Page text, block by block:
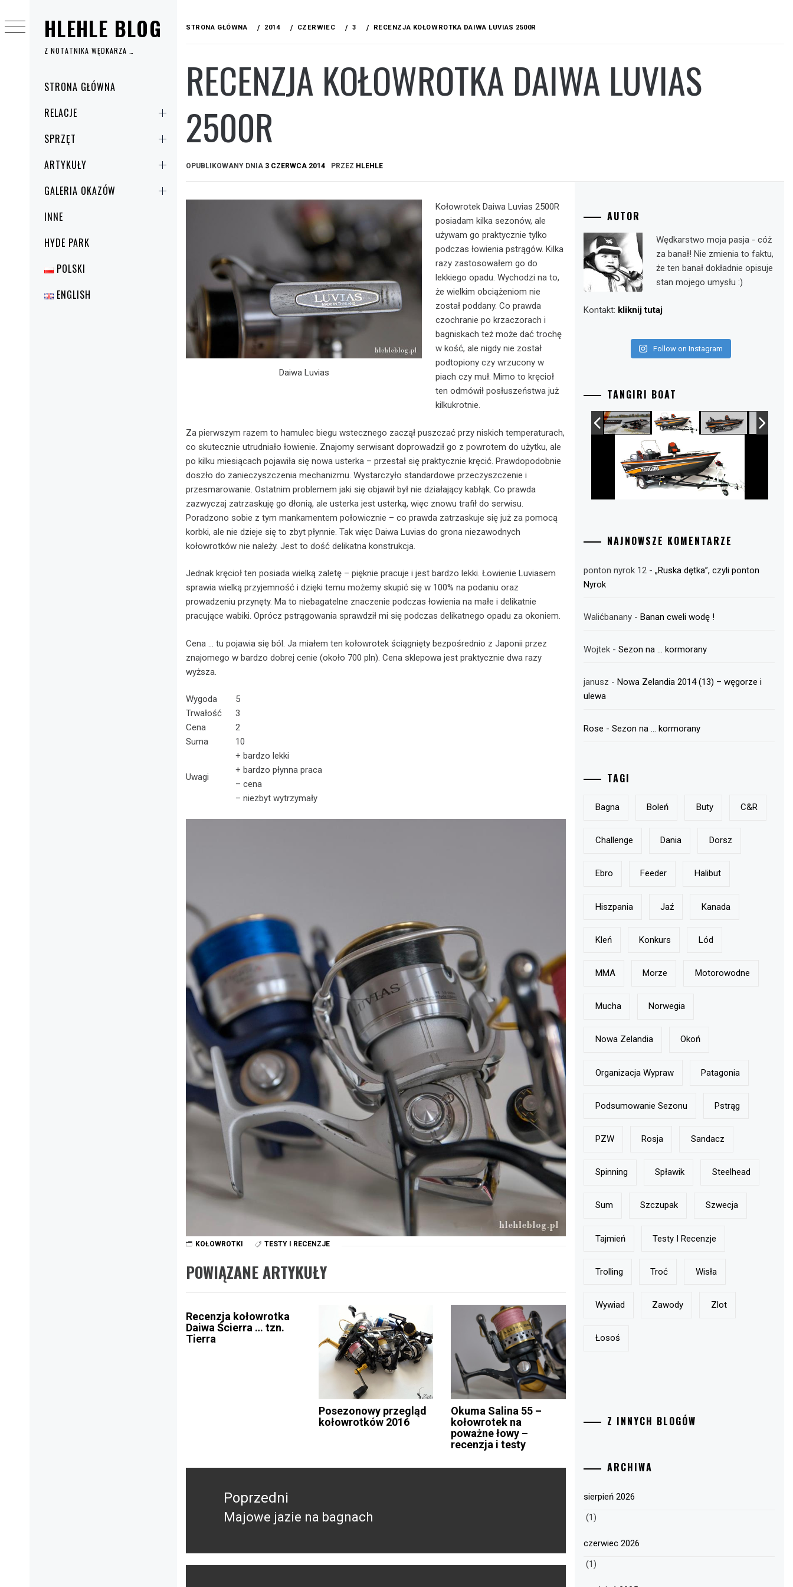
HLEHLE BLOG
Z NOTATNIKA WĘDKARZA …
główneSTRONA GŁÓWNA
RELACJE
SPRZĘT
ARTYKUŁY
GALERIA OKAZÓW
INNE
HYDE PARK
POLSKI
ENGLISH
do
treści
STRONA GŁÓWNA 2014 CZERWIEC 3 RECENZJA KOŁOWROTKA DAIWA LUVIAS 2500R
RECENZJA KOŁOWROTKA DAIWA LUVIAS
2500R
OPUBLIKOWANY DNIA 3 CZERWCA 2014 PRZEZ HLEHLE
Daiwa Luvias
Kołowrotek Daiwa Luvias 2500R
posiadam kilka sezonów, ale
używam go praktycznie tylko
podczas łowienia pstrągów. Kilka
razy zastosowałem go do
lekkiego opadu. Wychodzi na to,
że wielkim obciążeniom nie
został poddany. Co prawda
czochranie po krzaczorach i
bagniskach też może dać trochę
w kość, ale nigdy nie został
podtopiony czy wrzucony w
piach czy muł. Mimo to kręcioł
ten odmówił posłuszeństwa już
kilkukrotnie.
Za pierwszym razem to hamulec biegu wstecznego zaczął puszczać przy niskich temperaturach,
co skutecznie utrudniało łowienie. Znajomy serwisant doprowadził go z powrotem do użytku, ale
po kilku miesiącach pojawiła się nowa usterka – przestał się praktycznie kręcić. Prawdopodobnie
doszło do zanieczyszczenia mechanizmu. Wystarczyło standardowe przeczyszczenie i
przesmarowanie. Ostatnim problemem jaki się objawił był nie działający kabłąk. Co prawda
zazwyczaj zatrzaskuję go dłonią, ale usterka jest usterką, więc znowu trafił do serwisu.
Poradzono sobie z tym mankamentem połowicznie – co prawda zatrzaskuje się już za pomocą
korbki, ale nie dzieje się to zbyt płynnie. Tak więc Daiwa Luvias do grona niezawodnych
kołowrotków nie należy. Jest to dość delikatna konstrukcja.
Jednak kręcioł ten posiada wielką zaletę – pięknie pracuje i jest bardzo lekki. Łowienie Luviasem
sprawia wielką przyjemność i dzięki temu możemy skupić się w 100% na podaniu oraz
prowadzeniu przynęty. Ma to niebagatelne znaczenie podczas łowienia na małe i delikatnie
pracujące wabiki. Oprócz pstrągowania sprawdził mi się podczas delikatnego opadu za okoniem.
Cena … tu pojawia się ból. Ja miałem ten kołowrotek ściągnięty bezpośrednio z Japonii przez
znajomego w bardzo dobrej cenie (około 700 pln). Cena sklepowa jest praktycznie dwa razy
wyższa.
Wygoda
5
Trwałość
3
Cena
2
Suma
10
Uwagi
+ bardzo lekki
+ bardzo płynna praca
– cena
– niezbyt wytrzymały
KOŁOWROTKI TESTY I RECENZJE
POWIĄZANE ARTYKUŁY
Recenzja kołowrotka
Daiwa Ścierra … tzn.
Tierra
Posezonowy przegląd
kołowrotków 2016
Okuma Salina 55 –
kołowrotek na
poważne łowy –
recenzja i testy
Nawigacja
Poprzedni
Poprzedni
Majowe jazie na bagnach
AUTOR
Wędkarstwo moja pasja - cóż
za banał! Nie zmienia to faktu,
że ten banał dokładnie opisuje
stan mojego umysłu :)
Kontakt: kliknij tutaj
Follow on Instagram
TANGIRI BOAT
NAJNOWSZE KOMENTARZE
ponton nyrok 12 -„Ruska dętka”, czyli ponton
Nyrok
Walićbanany -Banan cweli wodę !
Wojtek -Sezon na … kormorany
janusz -Nowa Zelandia 2014 (13) – węgorze i
ulewa
Rose -Sezon na … kormorany
TAGI
Bagna Boleń Buty C&r
Challenge Dania Dorsz
Ebro Feeder Halibut
Hiszpania Jaź Kanada
Kleń Konkurs Lód
MMA Morze Motorowodne
Mucha Norwegia
Nowa Zelandia Okoń
Organizacja Wypraw Patagonia
Podsumowanie Sezonu Pstrąg
PZW Rosja Sandacz
Spinning Spławik Steelhead
Sum Szczupak Szwecja
Tajmień Testy I Recenzje
Trolling Troć Wisła
Wywiad Zawody Zlot
Łosoś
Z INNYCH BLOGÓW
ARCHIWA
sierpień 2026
(1)
czerwiec 2026
(1)